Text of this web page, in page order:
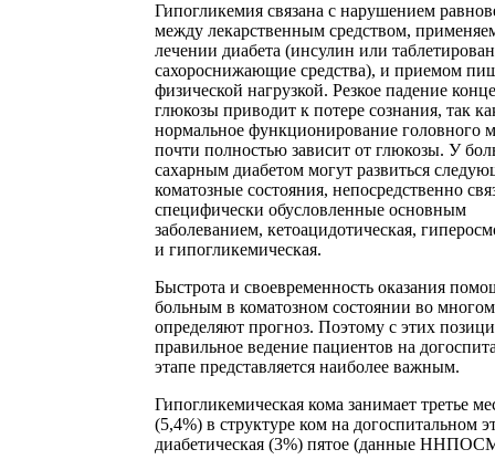
Гипогликемия связана с нарушением
между лекарственным средством,
лечении диабета (инсулин или
сахороснижающие средства), и приемом
физической нагрузкой. Резкое падение
глюкозы приводит к потере сознания, так
нормальное функционирование головного
почти полностью зависит от глюкозы. У
сахарным диабетом могут развиться
коматозные состояния, непосредственно
специфически обусловленные основным
заболеванием, кетоацидотическая,
и гипогликемическая.
Быстрота и своевременность оказания
больным в коматозном состоянии во многом
определяют прогноз. Поэтому с этих
правильное ведение пациентов на
этапе представляется наиболее важным.
Гипогликемическая кома занимает третье
(5,4%) в структуре ком на догоспитальном
диабетическая (3%) пятое (данные